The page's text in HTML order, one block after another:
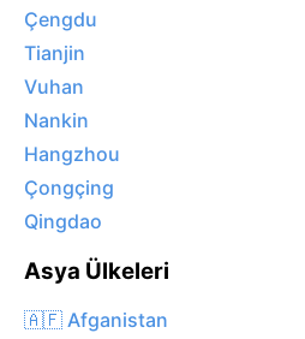
Çengdu
Tianjin
Vuhan
Nankin
Hangzhou
Çongçing
Qingdao
Asya Ülkeleri
🇦🇫 Afganistan